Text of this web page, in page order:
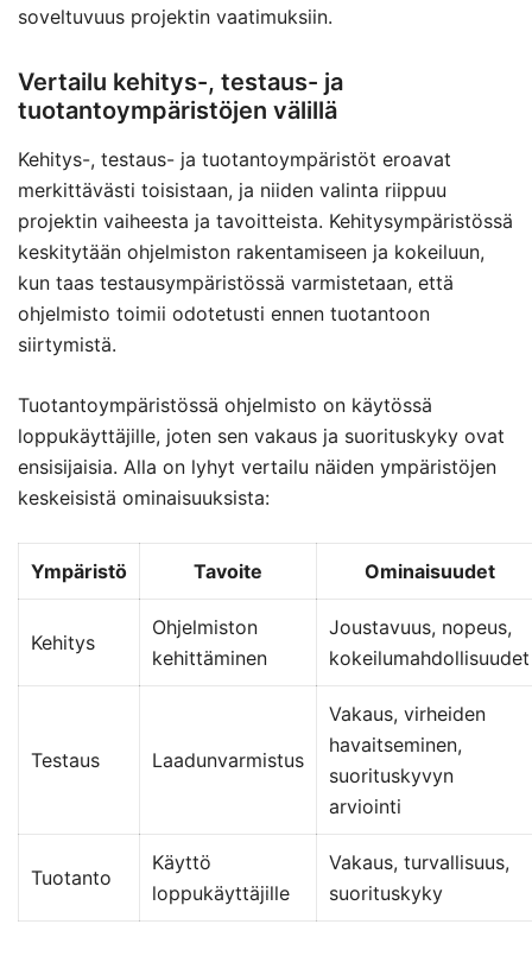
soveltuvuus projektin vaatimuksiin.
Vertailu kehitys-, testaus- ja
tuotantoympäristöjen välillä
Kehitys-, testaus- ja tuotantoympäristöt eroavat
merkittävästi toisistaan, ja niiden valinta riippuu
projektin vaiheesta ja tavoitteista. Kehitysympäristössä
keskitytään ohjelmiston rakentamiseen ja kokeiluun,
kun taas testausympäristössä varmistetaan, että
ohjelmisto toimii odotetusti ennen tuotantoon
siirtymistä.
Tuotantoympäristössä ohjelmisto on käytössä
loppukäyttäjille, joten sen vakaus ja suorituskyky ovat
ensisijaisia. Alla on lyhyt vertailu näiden ympäristöjen
keskeisistä ominaisuuksista:
Ympäristö Tavoite Ominaisuudet
Kehitys
Ohjelmiston
kehittäminen
Joustavuus, nopeus,
kokeilumahdollisuudet
Testaus Laadunvarmistus
Vakaus, virheiden
havaitseminen,
suorituskyvyn
arviointi
Tuotanto
Käyttö
loppukäyttäjille
Vakaus, turvallisuus,
suorituskyky